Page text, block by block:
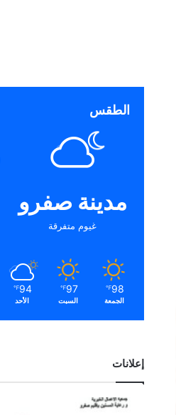
الطقس
مدينة صفرو
غيوم متفرقة
98
℉
الجمعة
97
℉
السبت
94
℉
الأحد
إعلانات